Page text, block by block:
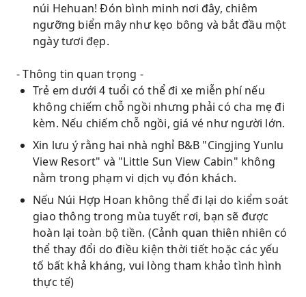
núi Hehuan! Đón bình minh nơi đây, chiêm
ngưỡng biển mây như kẹo bông và bắt đầu một
ngày tươi đẹp.
- Thông tin quan trọng -
Trẻ em dưới 4 tuổi có thể đi xe miễn phí nếu
không chiếm chỗ ngồi nhưng phải có cha mẹ đi
kèm. Nếu chiếm chỗ ngồi, giá vé như người lớn.
Xin lưu ý rằng hai nhà nghỉ B&B "Cingjing Yunlu
View Resort" và "Little Sun View Cabin" không
nằm trong phạm vi dịch vụ đón khách.
Nếu Núi Hợp Hoan không thể đi lại do kiểm soát
giao thông trong mùa tuyết rơi, bạn sẽ được
hoàn lại toàn bộ tiền. (Cảnh quan thiên nhiên có
thể thay đổi do điều kiện thời tiết hoặc các yếu
tố bất khả kháng, vui lòng tham khảo tình hình
thực tế)